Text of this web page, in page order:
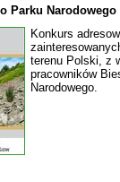
Parku
Konkurs
terenu Polski, z
pracowników
Narodowego.